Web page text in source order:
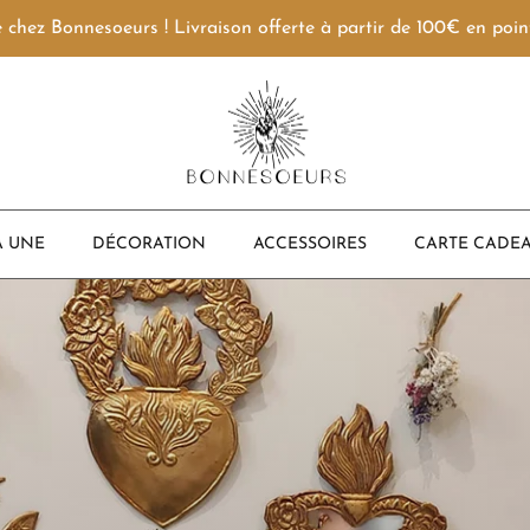
chez Bonnesoeurs ! Livraison offerte à partir de 100€ en
UNE DÉCORATION ACCESSOIRES CARTE